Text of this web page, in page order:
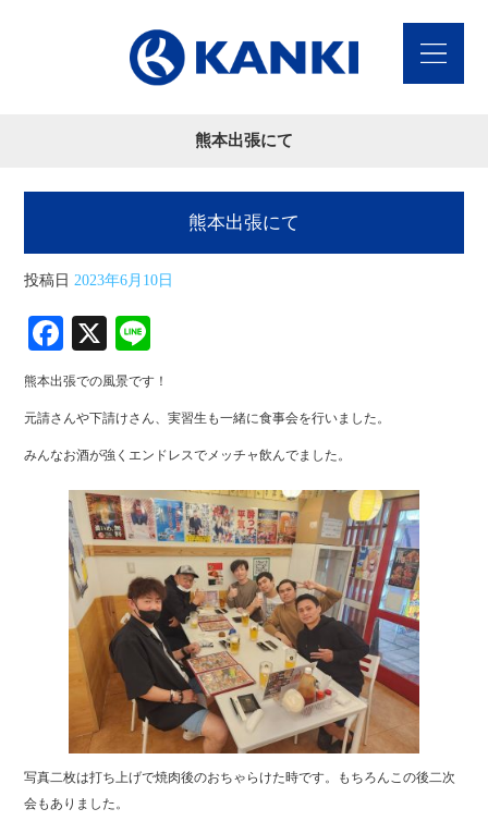
熊本出張にて
熊本出張にて
投稿日 2023年6月10日
Fa
ce
bo
ok
X
ne
熊本出張での風景です！
元請さんや下請けさん、実習生も一緒に食事会を行いました。
みんなお酒が強くエンドレスでメッチャ飲んでました。
写真二枚は打ち上げで焼肉後のおちゃらけた時です。もちろんこの後二次
会もありました。